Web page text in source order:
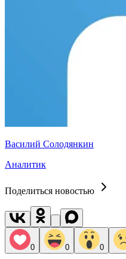
Василий Солодянкин
Аналитик
Поделиться новостью
0 0 0